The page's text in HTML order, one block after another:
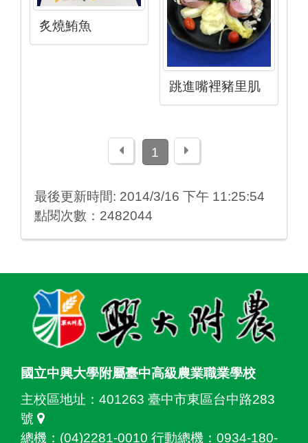
炙燒鮪魚
跳進嘴裡豬里肌
上一頁1 下一頁
最後更新時間: 2014/3/16 下午 11:25:54
點閱次數：2482044
國立中興大學附屬臺中高級農業職業學校
主校區地址： 401263 臺中市東區台中路283
號
總機：(04)2281-0010 行動總機：0934-180-